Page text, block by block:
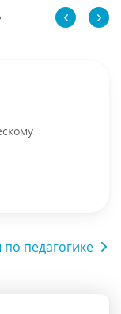
по педагогике